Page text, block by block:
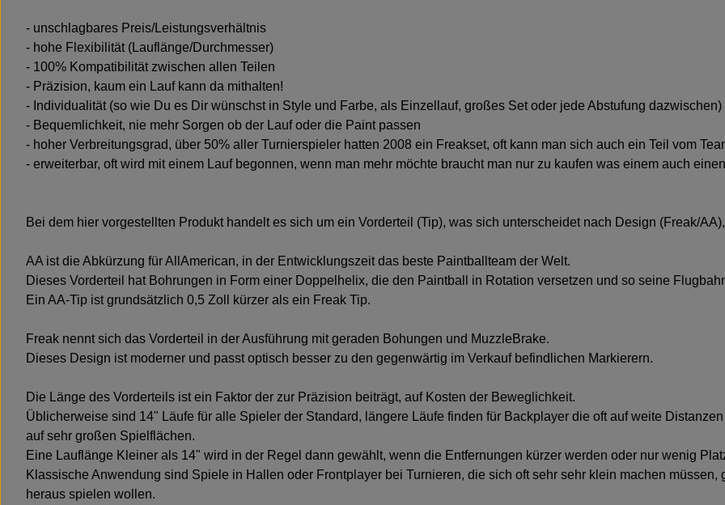
- unschlagbares Preis/Leistungsverhältnis
- hohe Flexibilität (Lauflänge/Durchmesser)
- 100% Kompatibilität zwischen allen Teilen
- Präzision, kaum ein Lauf kann da mithalten!
- Individualität (so wie Du es Dir wünschst in Style und Farbe, als Einzellauf, großes Set oder jede Abstufung dazwischen)
- Bequemlichkeit, nie mehr Sorgen ob der Lauf oder die Paint passen
- hoher Verbreitungsgrad, über 50% aller Turnierspieler hatten 2008 ein Freakset, oft kann man sich auch ein Teil vom
- erweiterbar, oft wird mit einem Lauf begonnen, wenn man mehr möchte braucht man nur zu kaufen was einem auch
Bei dem hier vorgestellten Produkt handelt es sich um ein Vorderteil (Tip), was sich unterscheidet nach Design (Freak/
AA ist die Abkürzung für AllAmerican, in der Entwicklungszeit das beste Paintballteam der Welt.
Dieses Vorderteil hat Bohrungen in Form einer Doppelhelix, die den Paintball in Rotation versetzen und so seine
Ein AA-Tip ist grundsätzlich 0,5 Zoll kürzer als ein Freak Tip.
Freak nennt sich das Vorderteil in der Ausführung mit geraden Bohungen und MuzzleBrake.
Dieses Design ist moderner und passt optisch besser zu den gegenwärtig im Verkauf befindlichen Markierern.
Die Länge des Vorderteils ist ein Faktor der zur Präzision beiträgt, auf Kosten der Beweglichkeit.
Üblicherweise sind 14" Läufe für alle Spieler der Standard, längere Läufe finden für Backplayer die oft auf weite
auf sehr großen Spielflächen.
Eine Lauflänge Kleiner als 14" wird in der Regel dann gewählt, wenn die Entfernungen kürzer werden oder nur wenig
Klassische Anwendung sind Spiele in Hallen oder Frontplayer bei Turnieren, die sich oft sehr sehr klein machen
heraus spielen wollen.